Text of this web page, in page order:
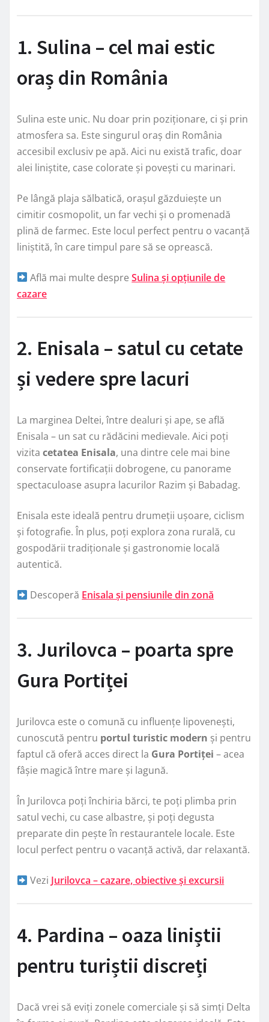
1. Sulina – cel mai estic
oraș din România
Sulina este unic. Nu doar prin poziționare, ci și prin
atmosfera sa. Este singurul oraș din România
accesibil exclusiv pe apă. Aici nu există trafic, doar
alei liniștite, case colorate și povești cu marinari.
Pe lângă plaja sălbatică, orașul găzduiește un
cimitir cosmopolit, un far vechi și o promenadă
plină de farmec. Este locul perfect pentru o vacanță
liniștită, în care timpul pare să se oprească.
Află mai multe despreSulina și opțiunile de
cazare
2. Enisala – satul cu cetate
și vedere spre lacuri
La marginea Deltei, între dealuri și ape, se află
Enisala – un sat cu rădăcini medievale. Aici poți
vizita cetatea Enisala, una dintre cele mai bine
conservate fortificații dobrogene, cu panorame
spectaculoase asupra lacurilor Razim și Babadag.
Enisala este ideală pentru drumeții ușoare, ciclism
și fotografie. În plus, poți explora zona rurală, cu
gospodării tradiționale și gastronomie locală
autentică.
Descoperă Enisala și pensiunile din zonă
3. Jurilovca – poarta spre
Gura Portiței
Jurilovca este o comună cu influențe lipovenești,
cunoscută pentru portul turistic modern și pentru
faptul că oferă acces direct la Gura Portiței – acea
fâșie magică între mare și lagună.
În Jurilovca poți închiria bărci, te poți plimba prin
satul vechi, cu case albastre, și poți degusta
preparate din pește în restaurantele locale. Este
locul perfect pentru o vacanță activă, dar relaxantă.
Vezi Jurilovca – cazare, obiective și excursii
4. Pardina – oaza liniștii
pentru turiștii discreți
Dacă vrei să eviți zonele comerciale și să simți Delta